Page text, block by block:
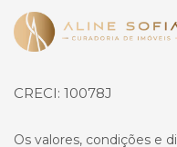
Página inicial
CRECI: 10078J
Os valores, condições e